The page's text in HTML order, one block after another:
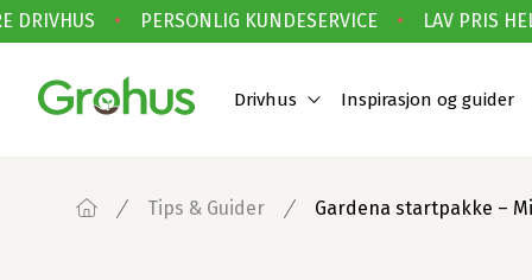
• PERSONLIG KUNDESERVICE • LAV PRIS HELE
Drivhus Inspirasjon og guider
Tips & Guider Gardena startpakke –